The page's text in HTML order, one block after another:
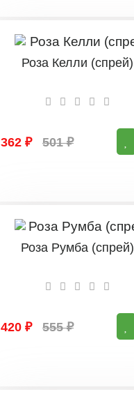
Роза Келли (спрей)
362 ₽ 501 ₽
Роза Румба (спрей)
420 ₽ 555 ₽